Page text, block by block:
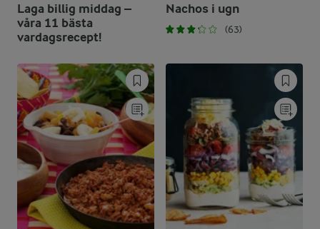
Laga billig middag –
våra 11 bästa
vardagsrecept!
Nachos i ugn
(63)